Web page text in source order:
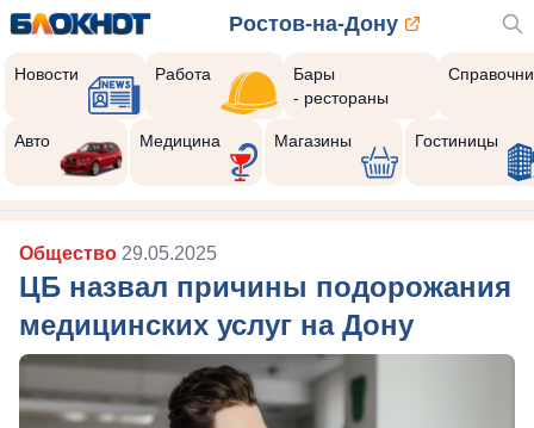
Ростов-на-Дону
Новости Работа
Бары
- рестораны
Авто Медицина Магазины Гостиницы
Общество 29.05.2025
ЦБ назвал причины подорожания
медицинских услуг на Дону
10
Реклама закроется через: